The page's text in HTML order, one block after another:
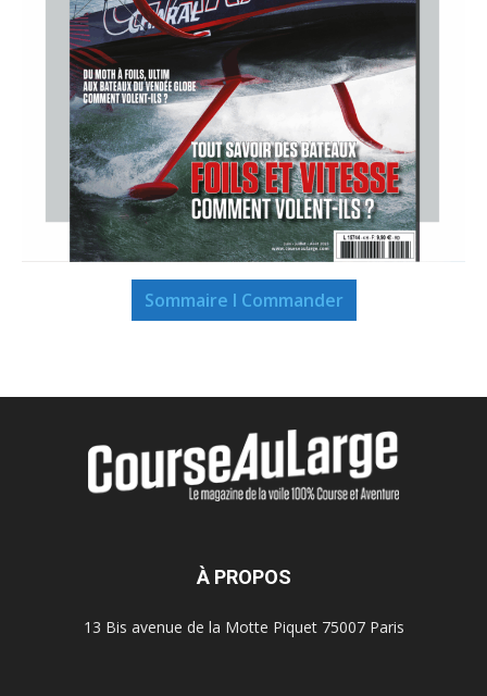
Sommaire I Commander
À PROPOS
13 Bis avenue de la Motte Piquet 75007 Paris